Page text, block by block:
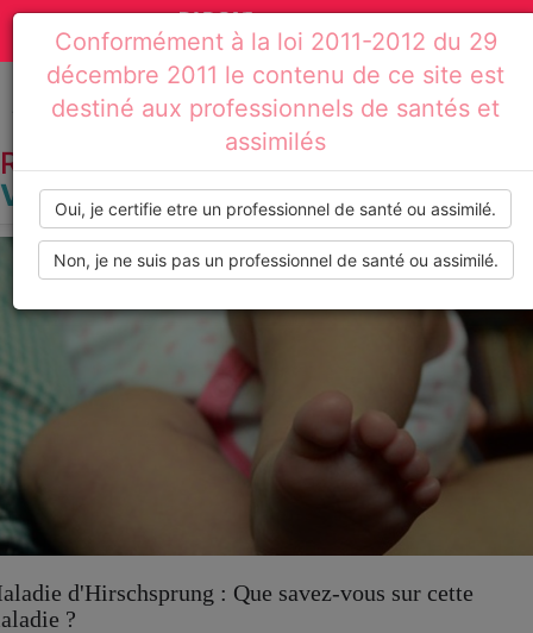
Toggle
navigation
Actualités
médicales,
dossiers
thématiques,
formations,
recommandations
Accueil Résultats de recherche : vomissements
RECHERCHE PAR TAG :
VOMISSEMENTS
d'Hirschsprung : Que savez-vous sur cette
?
Conformément à la loi 2011-2012 du 29
décembre 2011 le contenu de ce site est
destiné aux professionnels de santés et
assimilés
Oui, je certifie etre un professionnel de santé ou assimilé.
Non, je ne suis pas un professionnel de santé ou assimilé.